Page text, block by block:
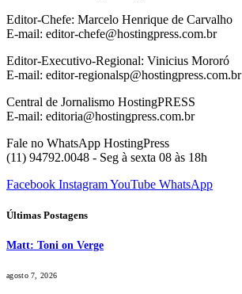
Editor-Chefe: Marcelo Henrique de Carvalho
E-mail: editor-chefe@hostingpress.com.br
Editor-Executivo-Regional: Vinicius Mororó
E-mail: editor-regionalsp@hostingpress.com.br
Central de Jornalismo HostingPRESS
E-mail: editoria@hostingpress.com.br
Fale no WhatsApp HostingPress
(11) 94792.0048 - Seg à sexta 08 às 18h
Facebook InstagramYouTube WhatsApp
Últimas Postagens
Matt: Toni on Verge
agosto 7, 2026